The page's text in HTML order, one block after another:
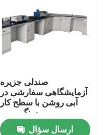
صندلی جزیره
آزمایشگاهی سفارشی در
آبی روشن با سطح کار
سنگ مرمر
ارسال سؤال